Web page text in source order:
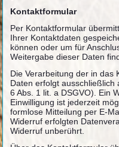
Kontaktformular
Per Kontaktformular
Ihrer Kontaktdaten
können oder um für
Weitergabe dieser Daten
Die Verarbeitung der in das
Daten erfolgt ausschließlich
6 Abs. 1 lit. a DSGVO). Ein
Einwilligung ist jederzeit
formlose Mitteilung per E-
Widerruf erfolgten
Widerruf unberührt.